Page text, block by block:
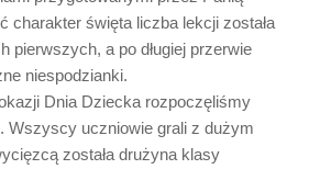
charakter święta liczba lekcji została
pierwszych, a po długiej przerwie
niespodzianki.
Dnia Dziecka rozpoczęliśmy
Wszyscy uczniowie grali z dużym
została drużyna klasy